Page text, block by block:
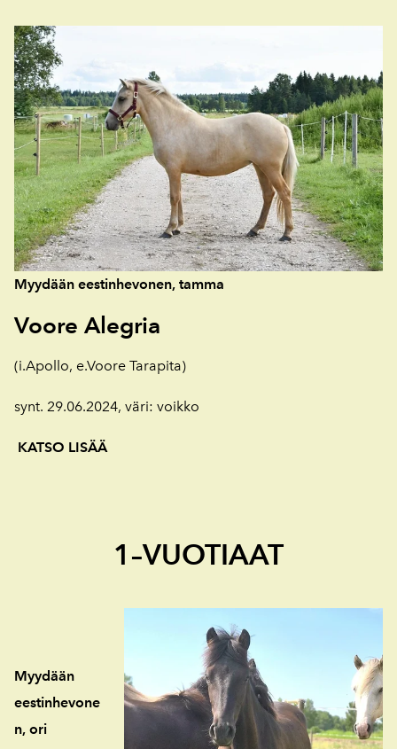
Myydään eestinhevonen, tamma
Voore Alegria
(i.Apollo, e.Voore Tarapita)
synt. 29.06.2024, väri: voikko
KATSO LISÄÄ
1–VUOTIAAT
Myydään
eestinhevone
n, ori